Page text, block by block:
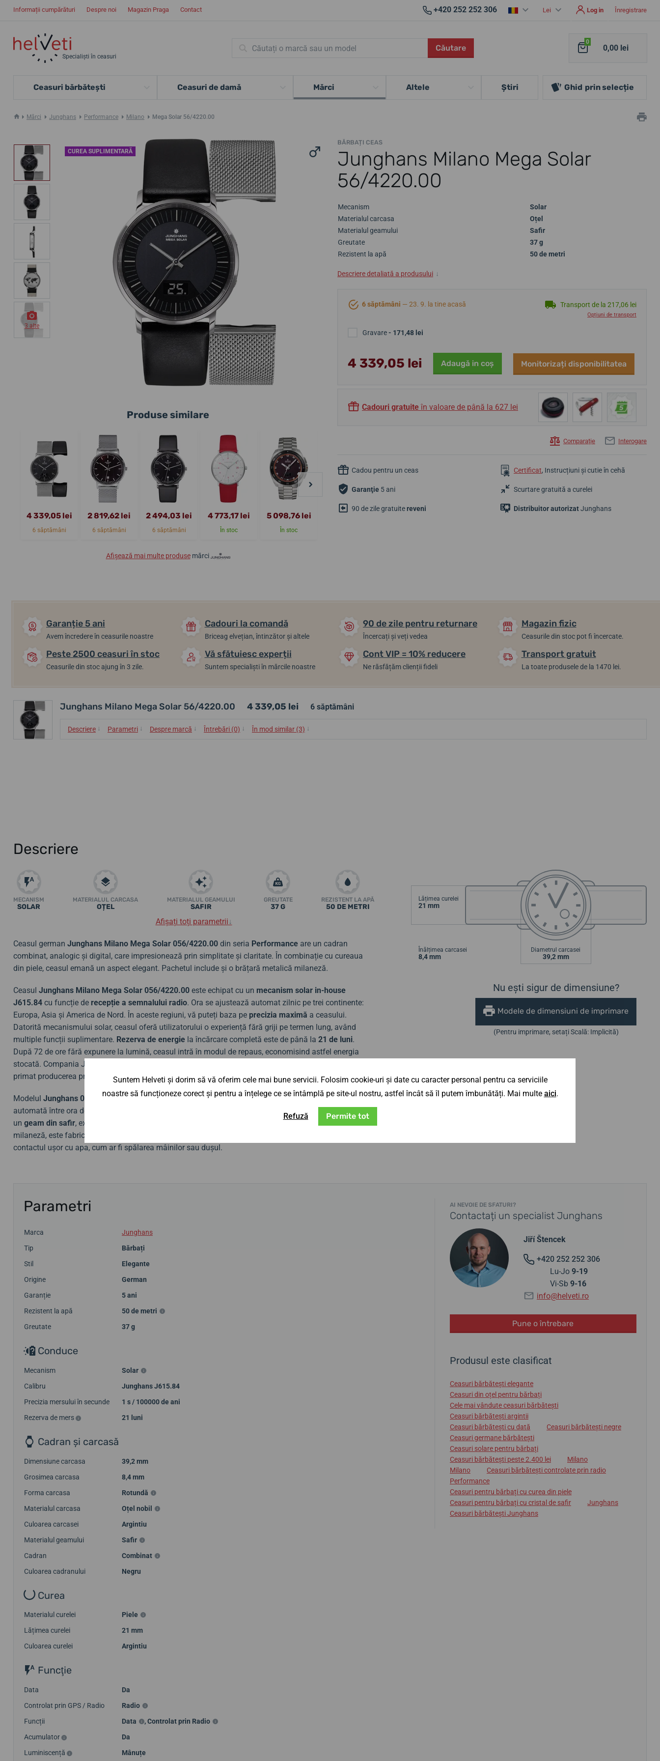
Informații cumpărături Despre noi Magazin Praga Contact +420 252 252 306 Lei Log in Înregistrare
Specialiști în ceasuri
Căutare
0
0,00 lei
Ceasuri bărbătești Ceasuri de damă Mărci Altele Ştiri Ghid prin selecție
Mărci Junghans Performance Milano Mega Solar 56/4220.00
BĂRBAȚI CEAS
Junghans Milano Mega Solar
56/4220.00
CUREA SUPLIMENTARĂ
3 alte
Mecanism
Solar
Materialul carcasa
Oțel
Materialul geamului
Safir
Greutate
37 g
Rezistent la apă
50 de metri
Descriere detaliată a produsului ↓
6 săptămâni — 23. 9. la tine acasă Transport de la 217,06 lei
Opțiuni de transport
Gravare- 171,48 lei
4 339,05 lei Adaugă in coş Monitorizați disponibilitatea
Cadouri gratuite în valoare de până la 627 lei
Comparaţie Interogare
Cadou pentru un ceas Certificat, Instrucțiuni și cutie în cehă
Garanţie 5 ani Scurtare gratuită a curelei
90 de zile gratuitereveni Distribuitor autorizatJunghans
Produse similare
4 339,05 lei
6 săptămâni
2 819,62 lei
6 săptămâni
2 494,03 lei
6 săptămâni
4 773,17 lei
În stoc
5 098,76 lei
În stoc
6 835,25 lei 5 098,76 lei 4 860,00 lei
Afișează mai multe produsemărci
Garanție 5 ani
Avem încredere în ceasurile noastre
Cadouri la comandă
Briceag elvețian, întinzător și altele
90 de zile pentru returnare
Încercați și veți vedea
Magazin fizic
Ceasurile din stoc pot fi încercate.
Peste 2500 ceasuri în stoc
Ceasurile din stoc ajung în 3 zile.
Vă sfătuiesc experții
Suntem specialiști în mărcile noastre
Cont VIP = 10% reducere
Ne răsfățăm clienții fideli
Transport gratuit
La toate produsele de la 1470 lei.
Junghans Milano Mega Solar 56/4220.00 4 339,05 lei 6 săptămâni
Descriere ↓ Parametri ↓ Despre marcă ↓ Întrebări (0) ↓ În mod similar (3) ↓
Descriere
MECANISM
SOLAR
MATERIALUL CARCASA
OȚEL
MATERIALUL GEAMULUI
SAFIR
GREUTATE
37 G
REZISTENT LA APĂ
50 DE METRI
Afișați toți parametrii↓
Ceasul german Junghans Milano Mega Solar 056/4220.00 din seria Performance are un cadran
combinat, analogic și digital, care impresionează prin simplitate și claritate. În combinație cu cureaua
din piele, ceasul emană un aspect elegant. Pachetul include și o brățară metalică milaneză.
Ceasul Junghans Milano Mega Solar 056/4220.00 este echipat cu un mecanism solar in-house
J615.84 cu funcție de recepție a semnalului radio. Ora se ajustează automat zilnic pe trei continente:
Europa, Asia și America de Nord. În aceste regiuni, vă puteți baza pe precizia maximă a ceasului.
Datorită mecanismului solar, ceasul oferă utilizatorului o experiență fără griji pe termen lung, având
multiple funcții suplimentare. Rezerva de energie la încărcare completă este de până la 21 de luni.
După 72 de ore fără expunere la lumină, ceasul intră în modul de repaus, economisind astfel energia
stocată. Compania Junghans este un pionier în producția de ceasuri solare și controlate radio, având ca
primat producerea primului ceas de mână controlat radio din lume în 1990!
Modelul Junghans 056/4220.00este, de asemenea, echipat cu funcția decalendar automatși trecerea
automată între ora de vară și cea de iarnă, datorită recepției semnalului radio. Cadranul este protejat de
un geam din safir, extrem de rezistent la zgârieturi. Carcasa cu un diametru de 39,2 mm, la fel ca brățara
milaneză, este fabricată din oțel inoxidabil. Cu o
contactul ușor cu apa, cum ar fi spălarea mâinilor sau dușul.
Lățimea curelei
21 mm
Înălțimea carcasei
8,4 mm
Diametrul carcasei
39,2 mm
Nu ești sigur de dimensiune?
Modele de dimensiuni de imprimare
(Pentru imprimare, setați Scală: Implicită)
Parametri
Marca
Junghans
Tip
Bărbați
Stil
Elegante
Origine
German
Garanție
5 ani
Rezistent la apă
50 de metri
Greutate
37 g
Conduce
Mecanism
Solar
Calibru
Junghans J615.84
Precizia mersului în secunde
1 s / 100000 de ani
Rezerva de mers
21 luni
Cadran și carcasă
Dimensiune carcasa
39,2 mm
Grosimea carcasa
8,4 mm
Forma carcasa
Rotundă
Materialul carcasa
Oțel nobil
Culoarea carcasei
Argintiu
Materialul geamului
Safir
Cadran
Combinat
Culoarea cadranului
Negru
Curea
Materialul curelei
Piele
Lățimea curelei
21 mm
Culoarea curelei
Argintiu
Funcţie
Data
Da
Controlat prin GPS / Radio
Radio
Funcții
Data ,Controlat prin Radio
Acumulator
Da
Luminiscență
Mânuțe
AI NEVOIE DE SFATURI?
Contactați un specialist Junghans
Jiří Štencek
+420 252 252 306
Lu-Jo 9-19
Vi-Sb 9-16
info@helveti.ro
Pune o întrebare
Produsul este clasificat
Ceasuri bărbătești elegante
Ceasuri din oțel pentru bărbați
Cele mai vândute ceasuri bărbătești
Ceasuri bărbătești argintii
Ceasuri bărbătești cu dată
Ceasuri bărbătești negre
Ceasuri germane bărbătești
Ceasuri solare pentru bărbați
Ceasuri bărbătești peste 2.400 lei
Milano
Milano
Ceasuri bărbătești controlate prin radio
Performance
Ceasuri pentru bărbați cu curea din piele
Ceasuri pentru bărbați cu cristal de safir
Junghans
Ceasuri bărbătești Junghans
Suntem Helveti și dorim să vă oferim cele mai bune servicii. Folosim cookie-uri și date cu caracter personal pentru ca serviciile
noastre să funcționeze corect și pentru a înțelege ce se întâmplă pe site-ul nostru, astfel încât să îl putem îmbunătăți. Mai multe aici.
Refuză Permite tot